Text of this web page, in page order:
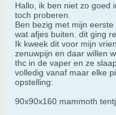
Hallo, ik ben niet zo goed
toch proberen.
Ben bezig met mijn
wat afjes buiten. dit ging
Ik kweek dit voor mijn
zenuwpijn en daar willen
thc in de vaper en ze
volledig vanaf maar elke
opstelling:
90x90x160 mammoth